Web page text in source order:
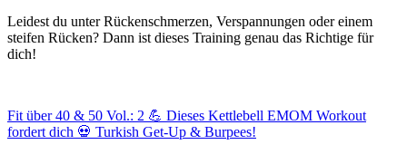
Leidest du unter Rückenschmerzen, Verspannungen oder einem
steifen Rücken? Dann ist dieses Training genau das Richtige für
dich!
Fit über 40 & 50 Vol.: 2 💪 Dieses Kettlebell EMOM Workout
fordert dich 💀 Turkish Get-Up & Burpees!